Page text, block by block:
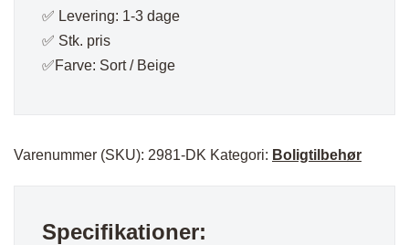
✅ Levering: 1-3 dage
✅ Stk. pris
✅Farve: Sort / Beige
Varenummer (SKU): 2981-DK Kategori: Boligtilbehør
Specifikationer: